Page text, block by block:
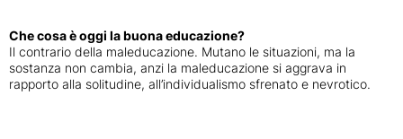
Che cosa è oggi la buona educazione?
Il contrario della maleducazione. Mutano le situazioni, ma la
sostanza non cambia, anzi la maleducazione si aggrava in
rapporto alla solitudine, all’individualismo sfrenato e nevrotico.